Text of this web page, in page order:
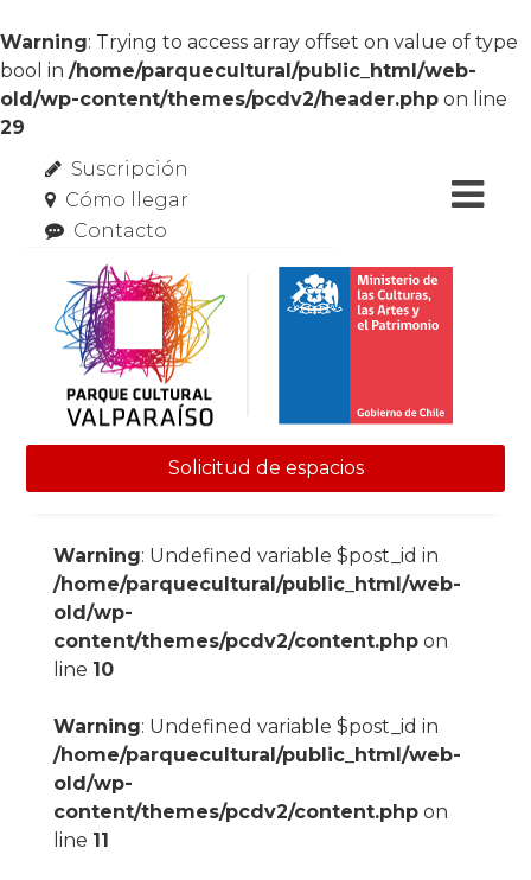
Warning: Trying to access array offset on value of type
bool in /home/parquecultural/public_html/web-
old/wp-content/themes/pcdv2/header.php on line
29
Suscripción
Cómo llegar
Contacto
Solicitud de espacios
Warning: Undefined variable $post_id in
/home/parquecultural/public_html/web-
old/wp-
content/themes/pcdv2/content.phpon
line 10
Warning: Undefined variable $post_id in
/home/parquecultural/public_html/web-
old/wp-
content/themes/pcdv2/content.phpon
line 11